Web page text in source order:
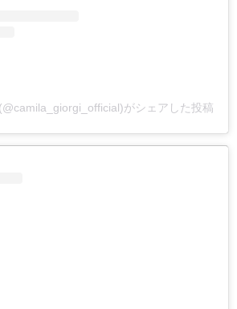
がシェアした投稿